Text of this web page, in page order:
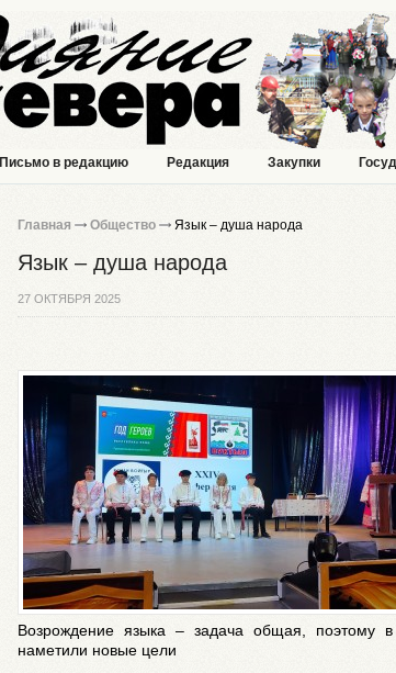
Письмо в редакцию Редакция Закупки
Главная Общество Язык – душа народа
Язык – душа народа
27 ОКТЯБРЯ 2025
Возрождение языка – задача общая, поэтому
наметили новые цели